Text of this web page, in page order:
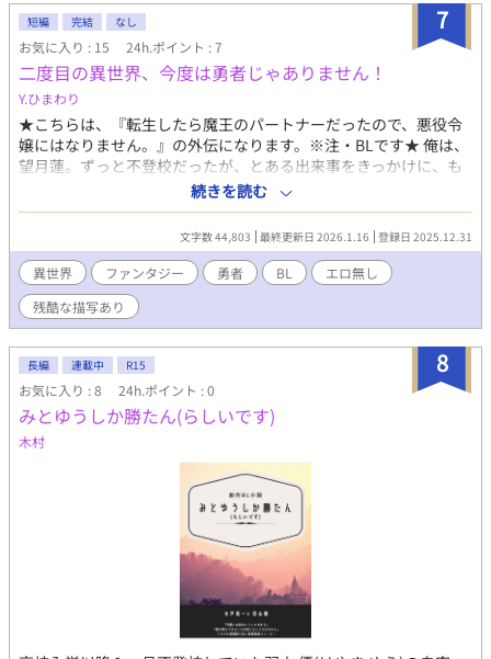
てやってきた田代に捕まり、保健室で犯される。 とっくにいやら
しく堕ちているというのに生意気な口を効く少年を教師の大人の
一物で分からせる話。 ※本作品は同人誌『担任教師に調教された
不登校少年は〇学生になっても犯される。』のサンプル部分で
す。
7
短編 完結 なし
お気に入り : 15 24h.ポイント : 7
二度目の異世界、今度は勇者じゃありません！
Y.ひまわり
★こちらは、『転生したら魔王のパートナーだったので、悪役令
嬢にはなりません。』の外伝になります。※注・BLです★ 俺は、
望月蓮。ずっと不登校だったが、とある出来事をきっかけに、も
う一度しっかり生きていこうと決めた。 そんな矢先、クラスメイ
トの二人に自殺するんじゃないかと勘違いされ、駆け寄られた瞬
間――。またも異世界に召喚されてしまった。 しかも今回は三人
でだ。 こっちの世界でも魔王討伐が召喚の目的らしい。 だが、本
来召喚されるべきだったのは俺じゃなく、クラスメイトたち。二
人は勇者と聖女だった。 つまり、俺はただの巻き込まれでオマケ
だ。自慢じゃないが、俺は異世界に行ってもチート能力ゼロの超
凡人だからな。当然ここでも、適当な扱いを受けてしまう。 だけ
ど、俺の世話を押し付けられた聖騎士のイケメンがとても良い人
で――。 討伐に出発すれば、なんだか雲行きが怪しくなってく
る。相手は本当に魔王なのだろうか？ ★毎日22時更新（全17話）
★設定はゆるゆるです。 ★『残酷な描写あり』のタグは念のため
です。 ※小説家になろうでも掲載しています
続きを読む
文字数 44,803 最終更新日 2026.1.16 登録日 2025.12.31
異世界 ファンタジー 勇者 BL
エロ無し
残酷な描写あり
8
長編 連載中 R15
お気に入り : 8 24h.ポイント : 0
みとゆうしか勝たん(らしいです)
木村